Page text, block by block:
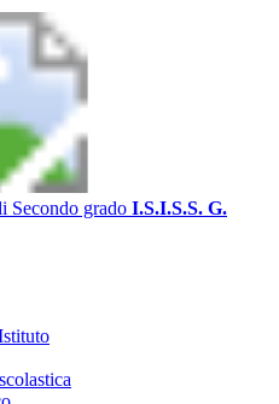
Secondo grado I.S.I.S.S. G.